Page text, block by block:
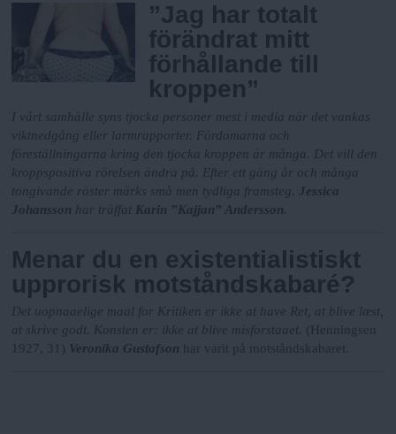
”Jag har totalt
förändrat mitt
förhållande till
kroppen”
I vårt samhälle syns tjocka personer mest i media när det vankas
viktnedgång eller larmrapporter. Fördomarna och
föreställningarna kring den tjocka kroppen är många. Det vill den
kroppspositiva rörelsen ändra på. Efter ett gäng år och många
tongivande röster märks små men tydliga framsteg. Jessica
Johansson har träffat Karin ”Kajjan” Andersson.
Menar du en existentialistiskt
upprorisk motståndskabaré?
Det uopnaaelige maal for Kritiken er ikke at have Ret, at blive læst,
at skrive godt. Konsten er: ikke at blive misforstaaet. (Henningsen
1927, 31) Veronika Gustafson har varit på motståndskabaret.